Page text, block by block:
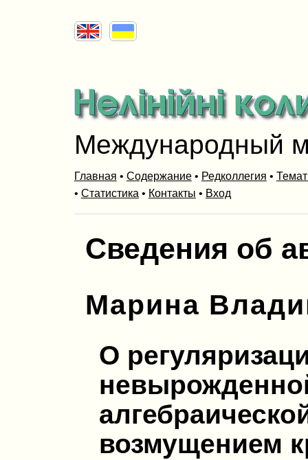
Международный
Главная • Содержание• Редколлегия •
• Статистика • Контакты • Вход
Сведения об
Марина
О
возмущением